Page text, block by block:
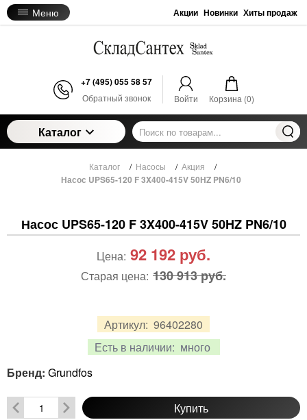
Меню Акции Новинки Хиты продаж
+7 (495) 055 58 57
Обратный звонок Войти Корзина (0)
Каталог
Каталог / Насосы / Акция /
Насос UPS65-120 F 3X400-415V 50HZ PN6/10
Насос UPS65-120 F 3X400-415V 50HZ PN6/10
Артикул: 96402280
Есть в наличии: много
Цена: 92 192 руб.
Старая цена: 130 913 руб.
Бренд: Grundfos
Купить